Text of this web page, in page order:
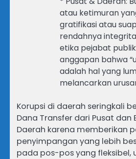
atau ketimuran
gratifikasi atau
rendahnya
etika pejabat
anggapan bahwa
adalah hal yang
melancarkan
Korupsi di daerah seringkali
Dana Transfer dari Pusat dan
Daerah karena memberikan
penyimpangan yang lebih
pada pos-pos yang fleksibel,